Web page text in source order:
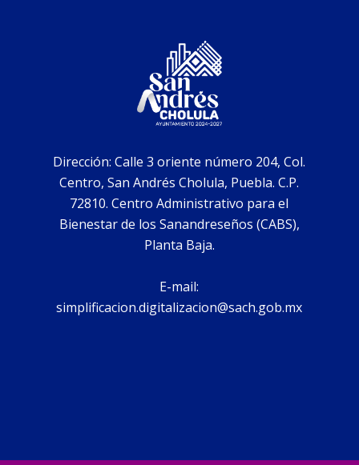
Dirección: Calle 3 oriente número 204, Col.
Centro, San Andrés Cholula, Puebla. C.P.
72810. Centro Administrativo para el
Bienestar de los Sanandreseños (CABS),
Planta Baja.
E-mail:
simplificacion.digitalizacion@sach.gob.mx